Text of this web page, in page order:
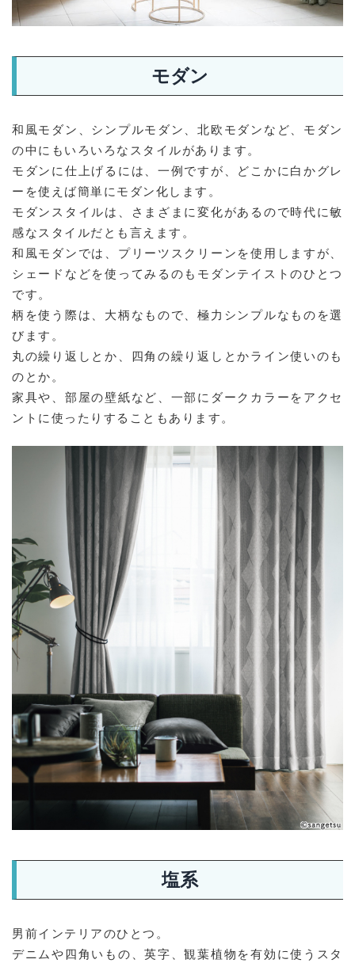
モダン
和風モダン、シンプルモダン、北欧モダンなど、モダン
の中にもいろいろなスタイルがあります。
モダンに仕上げるには、一例ですが、どこかに白かグレ
ーを使えば簡単にモダン化します。
モダンスタイルは、さまざまに変化があるので時代に敏
感なスタイルだとも言えます。
和風モダンでは、プリーツスクリーンを使用しますが、
シェードなどを使ってみるのもモダンテイストのひとつ
です。
柄を使う際は、大柄なもので、極力シンプルなものを選
びます。
丸の繰り返しとか、四角の繰り返しとかライン使いのも
のとか。
家具や、部屋の壁紙など、一部にダークカラーをアクセ
ントに使ったりすることもあります。
塩系
男前インテリアのひとつ。
デニムや四角いもの、英字、観葉植物を有効に使うスタ